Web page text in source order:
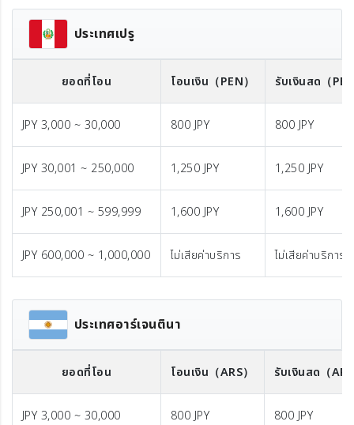
ประเทศเปรู
ยอดที่โอน โอนเงิน （PEN） รับเงินสด （
JPY 3,000 ~ 30,000 800 JPY 800 JPY
JPY 30,001 ~ 250,000 1,250 JPY 1,250 JPY
JPY 250,001 ~ 599,999 1,600 JPY 1,600 JPY
JPY 600,000 ~ 1,000,000 ไม่เสียค่าบริการ ไม่เสียค่าบริการ
ประเทศอาร์เจนตินา
ยอดที่โอน โอนเงิน （ARS） รับเงินสด （
JPY 3,000 ~ 30,000 800 JPY 800 JPY